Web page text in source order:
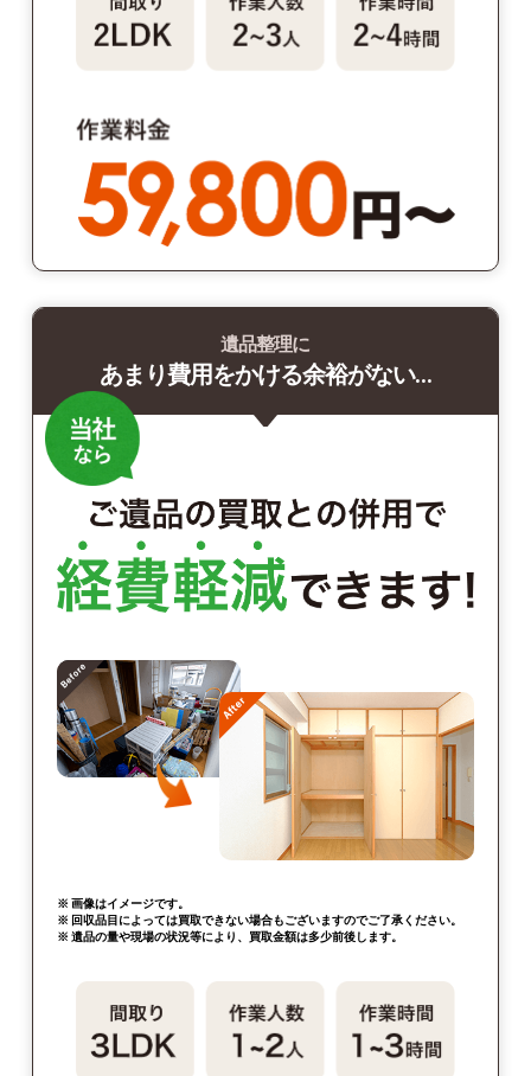
遺品整理に
あまり費用をかける余裕がない…
※ 画像はイメージです。
※ 回収品目によっては買取できない場合もございますのでご了承ください。
※ 遺品の量や現場の状況等により、買取金額は多少前後します。